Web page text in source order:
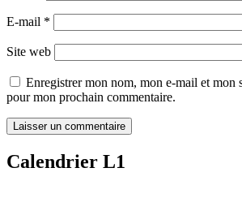
E-mail *
Site web
Enregistrer mon nom, mon e-mail et mon
pour mon prochain commentaire.
Calendrier L1